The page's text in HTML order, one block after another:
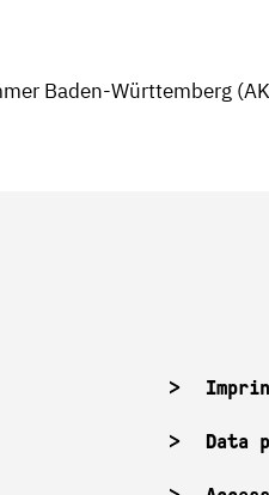
Baden-Württemberg
Data